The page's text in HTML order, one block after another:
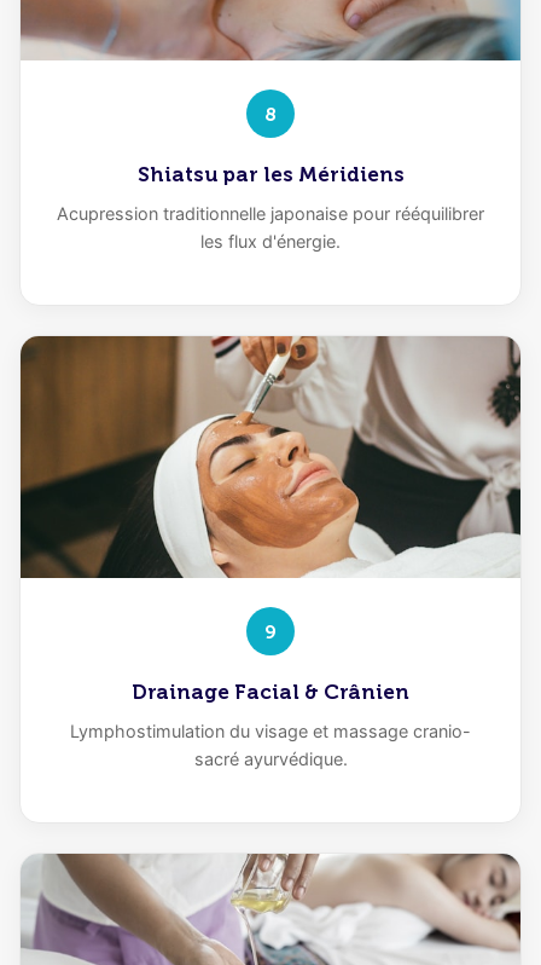
8
Shiatsu par les Méridiens
Acupression traditionnelle japonaise pour rééquilibrer
les flux d'énergie.
9
Drainage Facial & Crânien
Lymphostimulation du visage et massage cranio-
sacré ayurvédique.